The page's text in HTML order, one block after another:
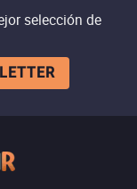
selección de